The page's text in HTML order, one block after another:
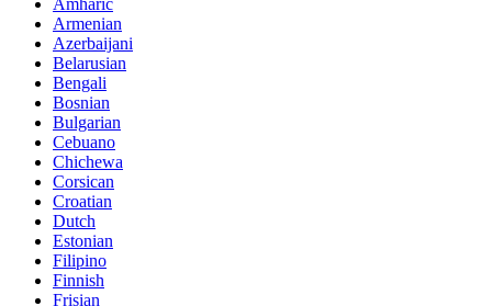
Amharic
Armenian
Azerbaijani
Belarusian
Bengali
Bosnian
Bulgarian
Cebuano
Chichewa
Corsican
Croatian
Dutch
Estonian
Filipino
Finnish
Frisian